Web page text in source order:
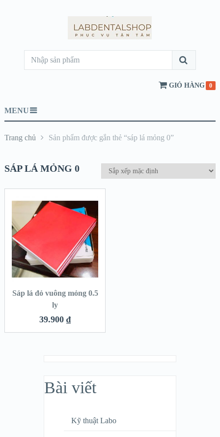
GIỎ HÀNG 0
MENU
Trang chủ Sản phẩm được gắn thẻ “sáp lá mỏng 0”
SÁP LÁ MỎNG 0
Sáp lá đỏ vuông mỏng 0.5
ly
39.900₫
Bài viết
Kỹ thuật Labo